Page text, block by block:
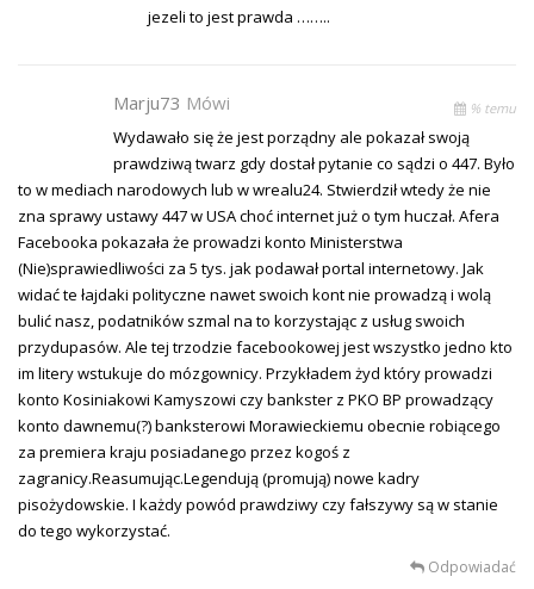
jezeli to jest prawda ……..
Marju73 Mówi % temu
Wydawało się że jest porządny ale pokazał swoją
prawdziwą twarz gdy dostał pytanie co sądzi o 447. Było
to w mediach narodowych lub w wrealu24. Stwierdził wtedy że nie
zna sprawy ustawy 447 w USA choć internet już o tym huczał. Afera
Facebooka pokazała że prowadzi konto Ministerstwa
(Nie)sprawiedliwości za 5 tys. jak podawał portal internetowy. Jak
widać te łajdaki polityczne nawet swoich kont nie prowadzą i wolą
bulić nasz, podatników szmal na to korzystając z usług swoich
przydupasów. Ale tej trzodzie facebookowej jest wszystko jedno kto
im litery wstukuje do mózgownicy. Przykładem żyd który prowadzi
konto Kosiniakowi Kamyszowi czy bankster z PKO BP prowadzący
konto dawnemu(?) banksterowi Morawieckiemu obecnie robiącego
za premiera kraju posiadanego przez kogoś z
zagranicy.Reasumując.Legendują (promują) nowe kadry
pisożydowskie. I każdy powód prawdziwy czy fałszywy są w stanie
do tego wykorzystać.
Odpowiadać